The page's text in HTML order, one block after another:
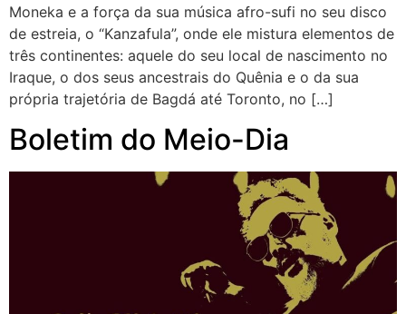
Moneka e a força da sua música afro-sufi no seu disco
de estreia, o “Kanzafula”, onde ele mistura elementos de
três continentes: aquele do seu local de nascimento no
Iraque, o dos seus ancestrais do Quênia e o da sua
própria trajetória de Bagdá até Toronto, no […]
Boletim do Meio-Dia